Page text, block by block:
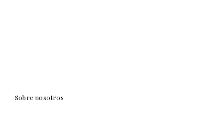
Sobre nosotros